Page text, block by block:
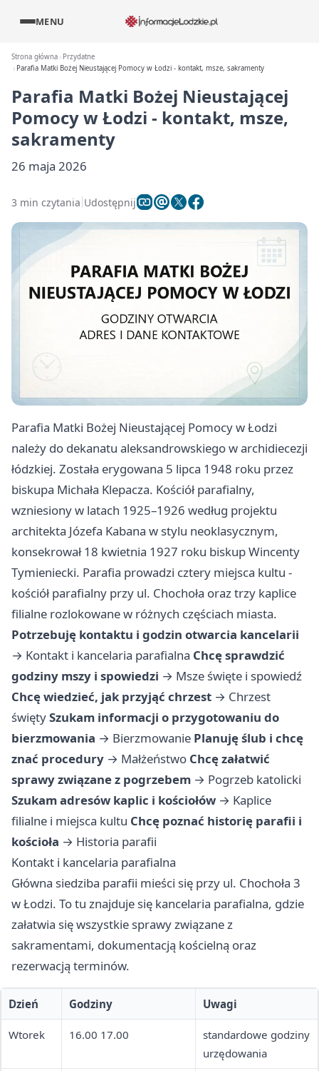
MENU
Strona główna
Przydatne
Parafia Matki Bożej Nieustającej Pomocy w Łodzi - kontakt, msze, sakramenty
Parafia Matki Bożej Nieustającej
Pomocy w Łodzi - kontakt, msze,
sakramenty
26 maja 2026
3 min czytania Udostępnij
Parafia Matki Bożej Nieustającej Pomocy w Łodzi
należy do dekanatu aleksandrowskiego w archidiecezji
łódzkiej. Została erygowana 5 lipca 1948 roku przez
biskupa Michała Klepacza. Kościół parafialny,
wzniesiony w latach 1925–1926 według projektu
architekta Józefa Kabana w stylu neoklasycznym,
konsekrował 18 kwietnia 1927 roku biskup Wincenty
Tymieniecki. Parafia prowadzi cztery miejsca kultu -
kościół parafialny przy ul. Chochoła oraz trzy kaplice
filialne rozlokowane w różnych częściach miasta.
Potrzebuję kontaktu i godzin otwarcia kancelarii
→ Kontakt i kancelaria parafialna Chcę sprawdzić
godziny mszy i spowiedzi → Msze święte i spowiedź
Chcę wiedzieć, jak przyjąć chrzest → Chrzest
świętySzukam informacji o przygotowaniu do
bierzmowania → Bierzmowanie Planuję ślub i chcę
znać procedury → Małżeństwo Chcę załatwić
sprawy związane z pogrzebem → Pogrzeb katolicki
Szukam adresów kaplic i kościołów → Kaplice
filialne i miejsca kultu Chcę poznać historię parafii i
kościoła → Historia parafii
Kontakt i kancelaria parafialna
Główna siedziba parafii mieści się przy ul. Chochoła 3
w Łodzi. To tu znajduje się kancelaria parafialna, gdzie
załatwia się wszystkie sprawy związane z
sakramentami, dokumentacją kościelną oraz
rezerwacją terminów.
Dzień Godziny Uwagi
Wtorek 16.00 17.00
standardowe godziny
urzędowania